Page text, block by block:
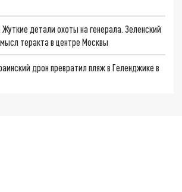
детали охоты на генерала. Зеленский
теракта в центре Москвы
дрон превратил пляж в Геленджике в